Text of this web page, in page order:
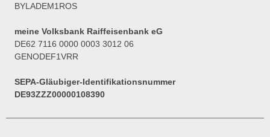
BYLADEM1ROS
meine Volksbank Raiffeisenbank eG
DE62 7116 0000 0003 3012 06
GENODEF1VRR
SEPA-Gläubiger-Identifikationsnummer
DE93ZZZ00000108390